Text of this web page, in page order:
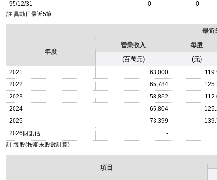
95/12/31
0
0
註:異動日最近5筆
最近
年度
營業收入
每股
(百萬元)
(元)
2021 63,000
2022
65,784
2023
58,862
2024
65,804
2025
73,399
2026財訊估
-
註:每股(按期末股數計算)
項目